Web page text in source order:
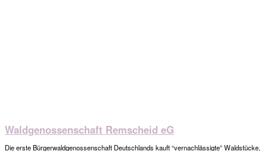
Waldgenossenschaft Remscheid eG
Die erste Bürgerwaldgenossenschaft Deutschlands kauft “vernachlässigte” Waldstücke,